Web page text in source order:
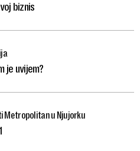
biznis
je uvijem?
Metropolitan u Njujorku